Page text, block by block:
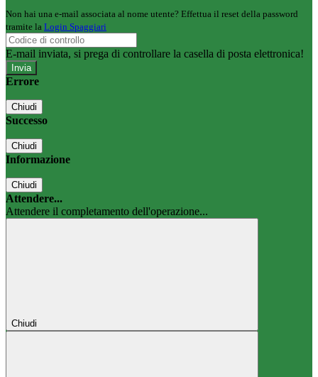
Non hai una e-mail associata al nome utente? Effettua il reset della password
tramite la Login Spaggiari
E-mail inviata, si prega di controllare la casella di posta elettronica!
Errore
Chiudi
Successo
Chiudi
Informazione
Chiudi
Attendere...
Attendere il completamento dell'operazione...
Chiudi